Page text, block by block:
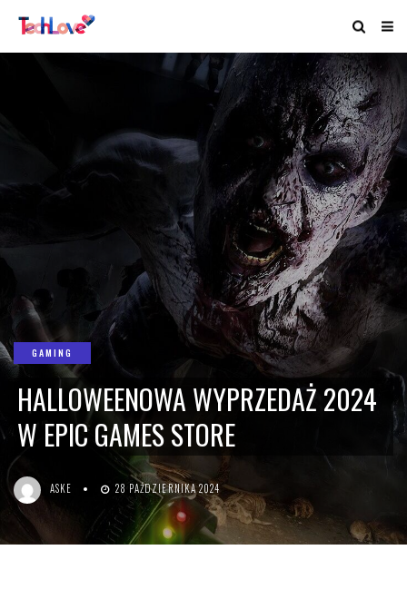
GAMING
HALLOWEENOWA WYPRZEDAŻ 2024
W EPIC GAMES STORE
ASKE 28 PAŹDZIERNIKA 2024